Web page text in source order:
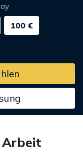
100 €
Arbeit